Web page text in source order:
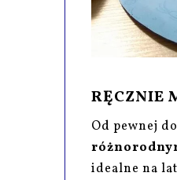
RĘCZNIE
Od pewnej
idealne na